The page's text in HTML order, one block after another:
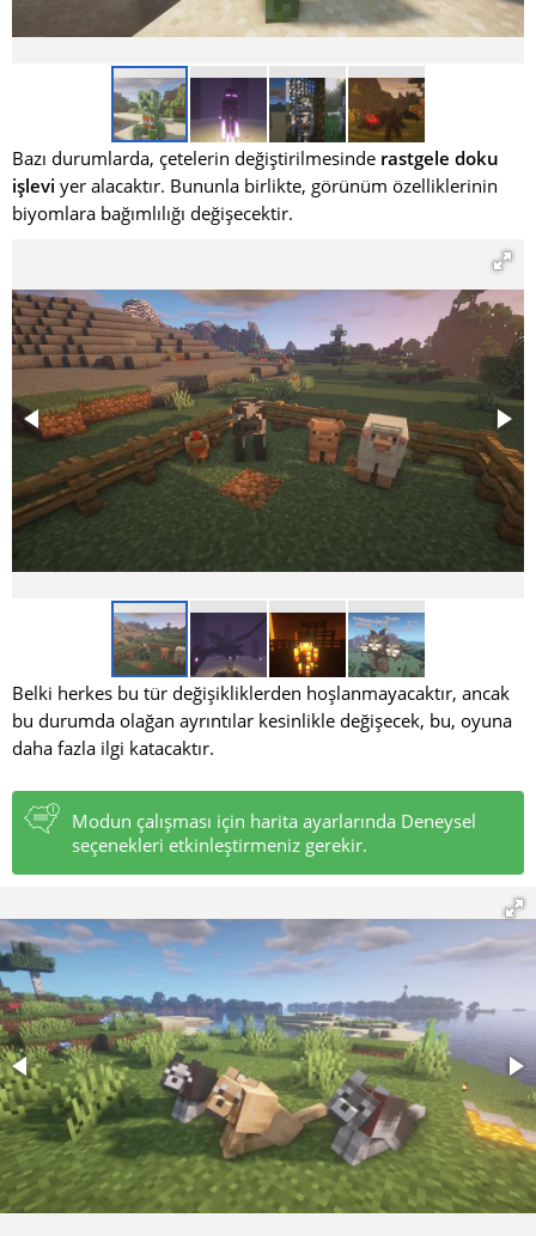
Bazı durumlarda, çetelerin değiştirilmesinde rastgele doku
işlevi yer alacaktır. Bununla birlikte, görünüm özelliklerinin
biyomlara bağımlılığı değişecektir.
Belki herkes bu tür değişikliklerden hoşlanmayacaktır, ancak
bu durumda olağan ayrıntılar kesinlikle değişecek, bu, oyuna
daha fazla ilgi katacaktır.
Modun çalışması için harita ayarlarında Deneysel
seçenekleri etkinleştirmeniz gerekir.